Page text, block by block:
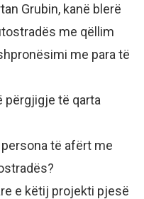
Grubin, kanë blerë
me qëllim
me para të
përgjigje të qarta
të afërt me
e këtij projekti pjesë